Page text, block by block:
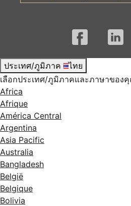
Facebook
ประเทศ/ภูมิภาค
ไทย
เลือกประเทศ/ภูมิภาคและภาษาของ
Africa
Afrique
América Central
Argentina
Asia Pacific
Australia
Bangladesh
België
Belgique
Bolivia